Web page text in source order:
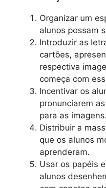
Organizar um
alunos possam
Introduzir as
cartões,
respectiva
começa com
Incentivar os
pronunciarem
para as imagens.
Distribuir a
que os alunos
aprenderam.
Usar os papéis
alunos